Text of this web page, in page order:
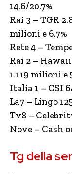
14.6/20.7%
Rai 3 – TGR
milioni e 6.7%
Rete 4 –
Rai 2 – Hawaii
1.119 milioni e
Italia 1 – CSI
La7 – Lingo
Tv8 –
Nove – Cash
Tg della